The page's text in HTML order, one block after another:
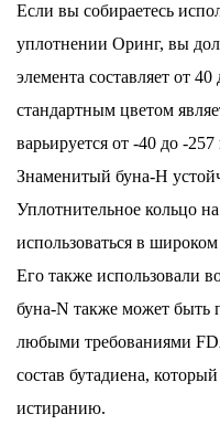
Если вы собираетесь
уплотнении Оринг, вы
элемента составляет от
стандартным цветом
варьируется от -40 до -
Знаменитый буна-Н
Уплотнительное кольцо
использоваться в
Его также использовали
буна-N также может быть
любыми требованиями
состав бутадиена,
истиранию.